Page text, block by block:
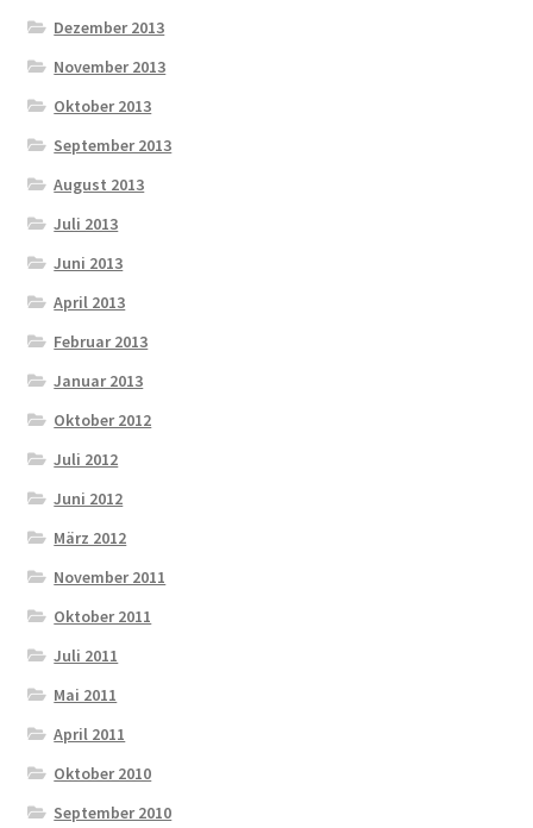
Dezember 2013
November 2013
Oktober 2013
September 2013
August 2013
Juli 2013
Juni 2013
April 2013
Februar 2013
Januar 2013
Oktober 2012
Juli 2012
Juni 2012
März 2012
November 2011
Oktober 2011
Juli 2011
Mai 2011
April 2011
Oktober 2010
September 2010